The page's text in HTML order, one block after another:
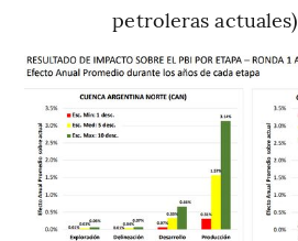
petroleras actuales)